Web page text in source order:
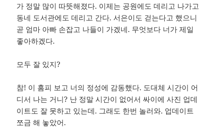
가 정말 많이 따뜻해졌다. 이제는 공원에도 데리고 나가고
동네 도서관에도 데리고 간다. 서은이도 걷는다고 했으니
곧 엄마 아빠 손잡고 나들이 가겠네. 무엇보다 너가 제일
좋아하겠다.
모두 잘 있지?
참! 이 홈피 보고 너의 정성에 감동했다. 도대체 시간이 어
디서 나는 거니? 난 정말 시간이 없어서 싸이에 사진 업데
이트도 잘 못하고 있는데. 그래도 한번 놀러와. 업데이트
쪼금 해 놓았어.